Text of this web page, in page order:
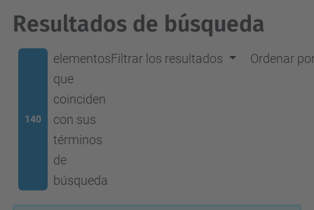
Resultados de búsqueda
140
elementos
que
coinciden
con sus
términos
de
búsqueda
Filtrar los resultados Ordenar